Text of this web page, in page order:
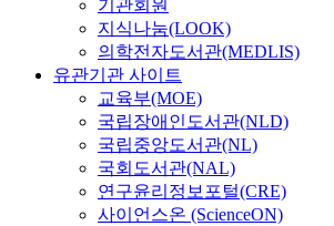
기관회원
지식나눔(LOOK)
의학전자도서관(MEDLIS)
유관기관 사이트
교육부(MOE)
국립장애인도서관(NLD)
국립중앙도서관(NL)
국회도서관(NAL)
연구윤리정보포털(CRE)
사이언스온 (ScienceON)